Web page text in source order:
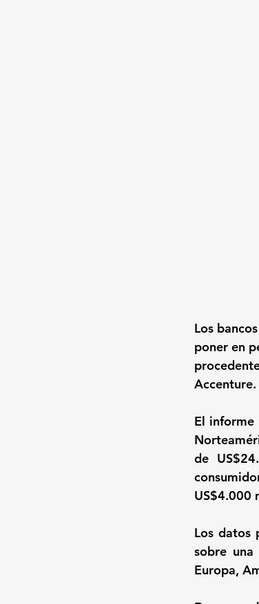
Los
poner en
Accenture.
El informe
de
US$4.000
Los datos
sobre
Europa,